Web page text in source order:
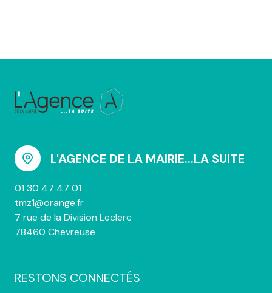
L'AGENCE DE LA MAIRIE...LA SUITE
01 30 47 47 01
tmz1@orange.fr
7 rue de la Division Leclerc
78460 Chevreuse
RESTONS CONNECTÉS